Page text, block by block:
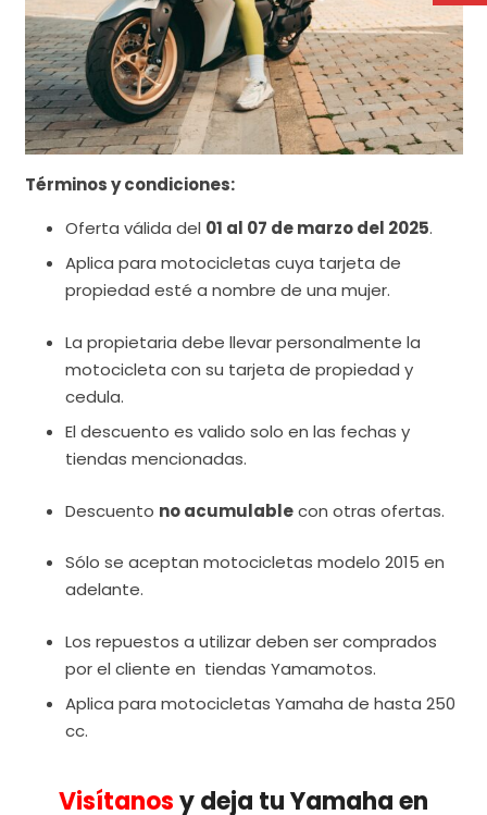
Términos y condiciones:
Oferta válida del 01 al 07 de marzo del 2025.
Aplica para motocicletas cuya tarjeta de
propiedad esté a nombre de una mujer.
La propietaria debe llevar personalmente la
motocicleta con su tarjeta de propiedad y
cedula.
El descuento es valido solo en las fechas y
tiendas mencionadas.
Descuento no acumulablecon otras ofertas.
Sólo se aceptan motocicletas modelo 2015 en
adelante.
Los repuestos a utilizar deben ser comprados
por el cliente en tiendas Yamamotos.
Aplica para motocicletas Yamaha de hasta 250
cc.
Visítanosy deja tu Yamaha en